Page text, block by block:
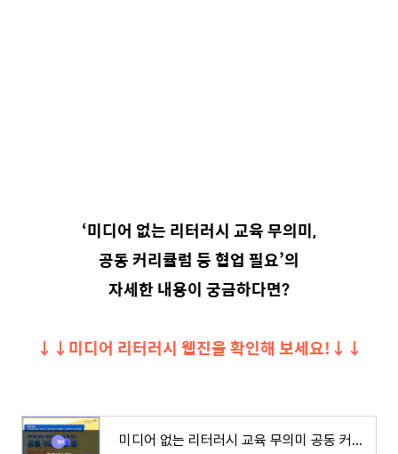
‘미디어 없는 리터러시 교육 무의미,
공동 커리큘럼 등 협업 필요’의
자세한 내용이 궁금하다면?
↓↓미디어 리터러시 웹진을 확인해 보세요!↓↓
미디어 없는 리터러시 교육 무의미 공동 커리큘럼 등 협업 필요